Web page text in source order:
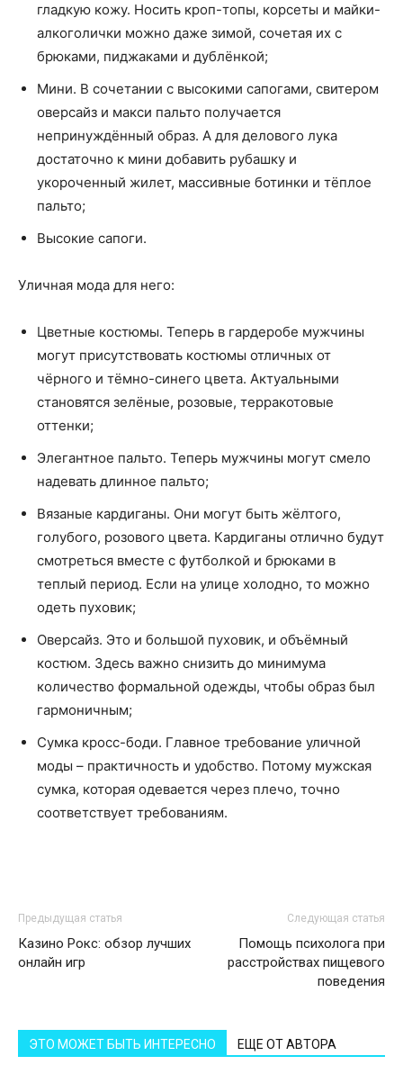
гладкую кожу. Носить кроп-топы, корсеты и майки-
алкоголички можно даже зимой, сочетая их с
брюками, пиджаками и дублёнкой;
Мини. В сочетании с высокими сапогами, свитером
оверсайз и макси пальто получается
непринуждённый образ. А для делового лука
достаточно к мини добавить рубашку и
укороченный жилет, массивные ботинки и тёплое
пальто;
Высокие сапоги.
Уличная мода для него:
Цветные костюмы. Теперь в гардеробе мужчины
могут присутствовать костюмы отличных от
чёрного и тёмно-синего цвета. Актуальными
становятся зелёные, розовые, терракотовые
оттенки;
Элегантное пальто. Теперь мужчины могут смело
надевать длинное пальто;
Вязаные кардиганы. Они могут быть жёлтого,
голубого, розового цвета. Кардиганы отлично будут
смотреться вместе с футболкой и брюками в
теплый период. Если на улице холодно, то можно
одеть пуховик;
Оверсайз. Это и большой пуховик, и объёмный
костюм. Здесь важно снизить до минимума
количество формальной одежды, чтобы образ был
гармоничным;
Сумка кросс-боди. Главное требование уличной
моды – практичность и удобство. Потому мужская
сумка, которая одевается через плечо, точно
соответствует требованиям.
Предыдущая статья
Казино Рокс: обзор лучших
онлайн игр
Следующая статья
Помощь психолога при
расстройствах пищевого
поведения
ЭТО МОЖЕТ БЫТЬ ИНТЕРЕСНО ЕЩЕ ОТ АВТОРА